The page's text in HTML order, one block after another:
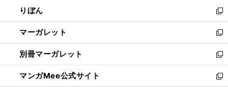
く
で
開
く
ド
ウ
で
開
く
ィ
ン
ド
ウ
で
開
く
りぼん
新
し
い
ウ
ィ
ン
ド
マーガレット
新
し
い
ウ
ィ
別冊マーガレット
新
し
い
マンガMee公式サイト
新